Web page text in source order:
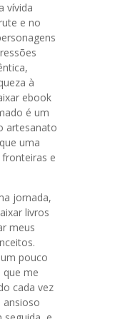
vívida
e no
à
ebook
é um
artesanato
uma
e
jornada,
livros
meus
pouco
que me
cada vez
ansioso